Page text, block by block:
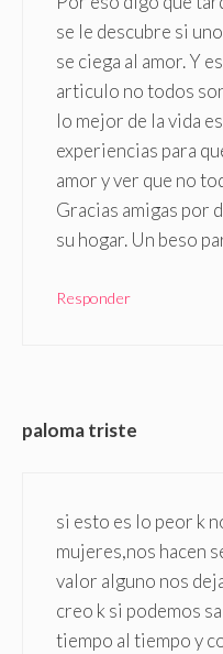
se le descubre si
se ciega al amor. Y
articulo no todos
lo mejor de la vida
experiencias para
amor y ver que no
Gracias amigas por
su hogar. Un beso
Responder
paloma triste
si esto es lo peor k
mujeres,nos hacen
valor alguno nos
creo k si podemos
tiempo al tiempo y